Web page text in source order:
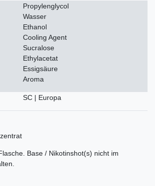
Propylenglycol
Wasser
Ethanol
Cooling Agent
Sucralose
Ethylacetat
Essigsäure
Aroma
SC | Europa
Base / Nikotinshot(s) nicht im